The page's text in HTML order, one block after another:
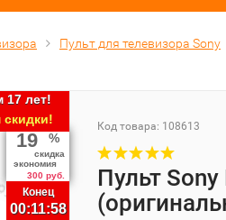
Пульт для телевизора Sony
17 лет!
скидки!
Конец
00:11:57
19 %
скидка
экономия
300 руб.
Код товара: 108613
Пульт Sony